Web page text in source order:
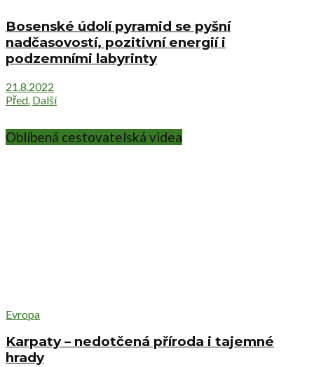
Bosenské údolí pyramid se pyšní
nadčasovostí, pozitivní energií i
podzemními labyrinty
21.8.2022
Před. Další
Oblíbená cestovatelská videa
Evropa
Karpaty – nedotčená příroda i tajemné
hrady